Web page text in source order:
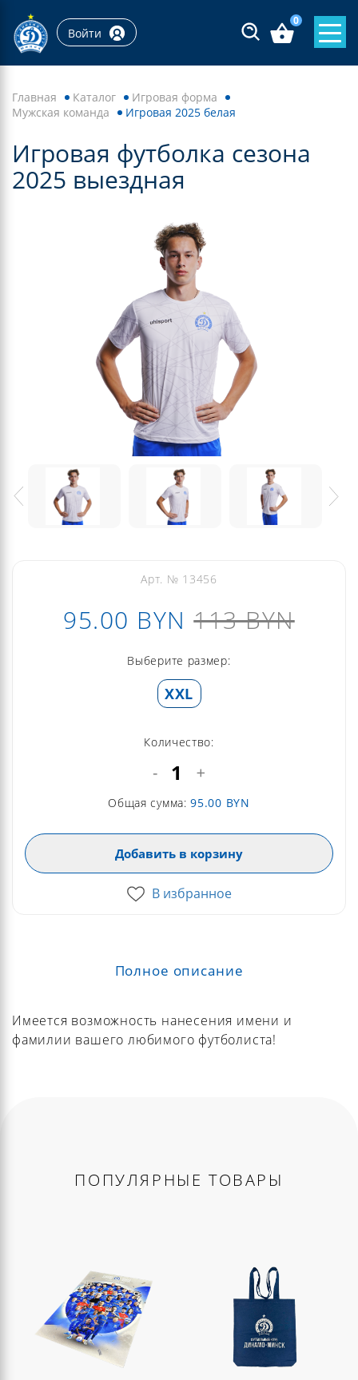
Войти
0
Главная Каталог
Игровая форма
Мужская команда
Игровая 2025 белая
Игровая футболка сезона
2025 выездная
Арт. № 13456
95.00 BYN113 BYN
Выберите размер:
XXL
Количество:
- +
Общая сумма:95.00 BYN
Добавить в корзину
В избранное
Полное описание
Имеется возможность нанесения имени и
фамилии вашего любимого футболиста!
ПОПУЛЯРНЫЕ ТОВАРЫ